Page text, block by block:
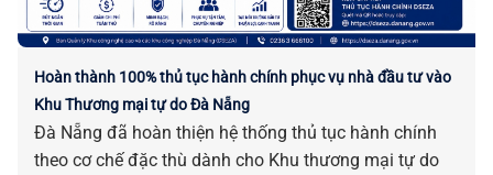
Hoàn thành 100% thủ tục hành chính phục vụ nhà đầu tư vào
Khu Thương mại tự do Đà Nẵng
Đà Nẵng đã hoàn thiện hệ thống thủ tục hành chính
theo cơ chế đặc thù dành cho Khu thương mại tự do